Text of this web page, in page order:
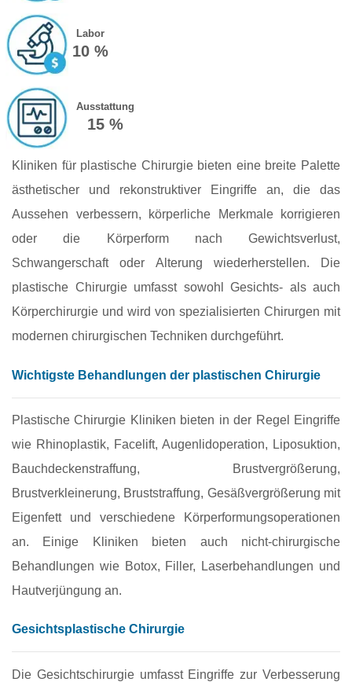
Labor
10 %
Ausstattung
15 %
Kliniken für plastische Chirurgie bieten eine breite Palette
ästhetischer und rekonstruktiver Eingriffe an, die das
Aussehen verbessern, körperliche Merkmale korrigieren
oder die Körperform nach Gewichtsverlust,
Schwangerschaft oder Alterung wiederherstellen. Die
plastische Chirurgie umfasst sowohl Gesichts- als auch
Körperchirurgie und wird von spezialisierten Chirurgen mit
modernen chirurgischen Techniken durchgeführt.
Wichtigste Behandlungen der plastischen Chirurgie
Plastische Chirurgie Kliniken bieten in der Regel Eingriffe
wie Rhinoplastik, Facelift, Augenlidoperation, Liposuktion,
Bauchdeckenstraffung, Brustvergrößerung,
Brustverkleinerung, Bruststraffung, Gesäßvergrößerung mit
Eigenfett und verschiedene Körperformungsoperationen
an. Einige Kliniken bieten auch nicht-chirurgische
Behandlungen wie Botox, Filler, Laserbehandlungen und
Hautverjüngung an.
Gesichtsplastische Chirurgie
Die Gesichtschirurgie umfasst Eingriffe zur Verbesserung